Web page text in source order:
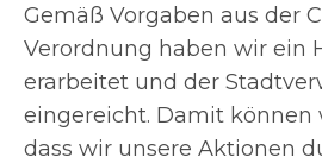
Gemäß Vorgaben aus der
Verordnung haben wir ein
erarbeitet und der
eingereicht. Damit können
dass wir unsere Aktionen